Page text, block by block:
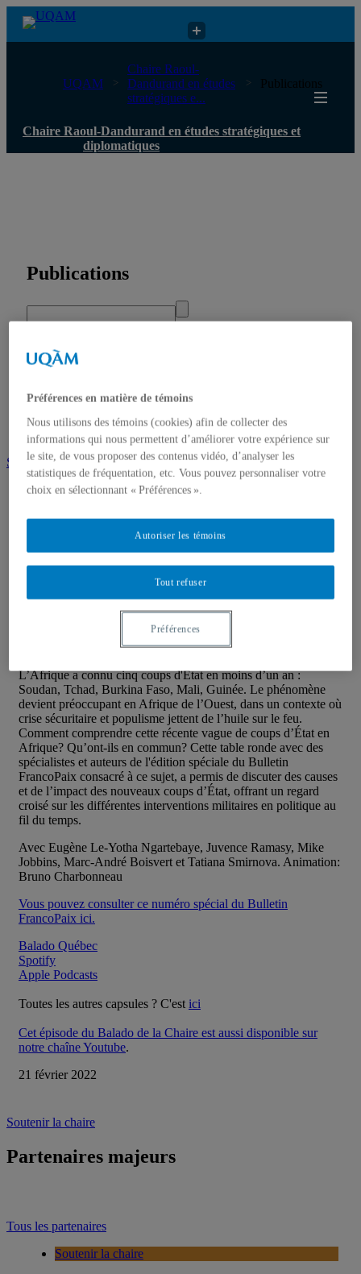
Chaire Raoul-Dandurand en études stratégiques et diplomatiques
UQAM
Chaire Raoul-
Dandurand en études
stratégiques e...
Publications
Chaire Raoul-Dandurand en études stratégiques et
diplomatiques
Publications
États-Unis
Moyen-Orient et Afrique du Nord
Conflits multidimensionnels
Soutenir la chaire
Coups d’État en Afrique : le retour de
l’uniforme en politique
Par Bruno Charbonneau, Marc-André Boisvert, Tatiana
Smirnova, Juvence Ramasy, Eugène Le-Yotha Ngartebaye et
L’Afrique a connu cinq coups d'État en moins d’un an :
Soudan, Tchad, Burkina Faso, Mali, Guinée. Le phénomène
devient préoccupant en Afrique de l’Ouest, dans un contexte où
crise sécuritaire et populisme jettent de l’huile sur le feu.
Comment comprendre cette récente vague de coups d’État en
Afrique? Qu’ont-ils en commun? Cette table ronde avec des
spécialistes et auteurs de l'édition spéciale du Bulletin
FrancoPaix consacré à ce sujet, a permis de discuter des causes
et de l’impact des nouveaux coups d’État, offrant un regard
croisé sur les différentes interventions militaires en politique au
fil du temps.
Avec Eugène Le-Yotha Ngartebaye, Juvence Ramasy, Mike
Jobbins, Marc-André Boisvert et Tatiana Smirnova. Animation:
Bruno Charbonneau
Vous pouvez consulter ce numéro spécial du Bulletin
FrancoPaix ici.
Balado Québec
Spotify
Apple Podcasts
Toutes les autres capsules ? C'est ici
Cet épisode du Balado de la Chaire est aussi disponible sur
notre chaîne Youtube.
21 février 2022
Soutenir la chaire
Partenaires majeurs
Tous les partenaires
Soutenir la chaire
Préférences en matière de témoins
Nous utilisons des témoins (cookies) afin de collecter des
informations qui nous permettent d’améliorer votre expérience sur
le site, de vous proposer des contenus vidéo, d’analyser les
statistiques de fréquentation, etc. Vous pouvez personnaliser votre
choix en sélectionnant « Préférences ».
Tout refuser
Autoriser les témoins
Préférences